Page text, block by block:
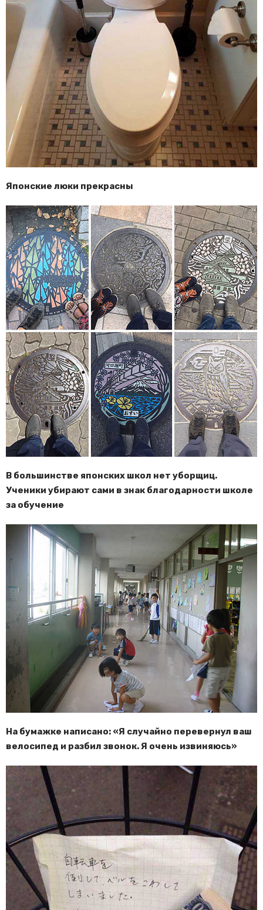
Японские люки прекрасны
В большинстве японских школ нет уборщиц.
Ученики убирают сами в знак благодарности школе
за обучение
На бумажке написано: «Я случайно перевернул ваш
велосипед и разбил звонок. Я очень извиняюсь»